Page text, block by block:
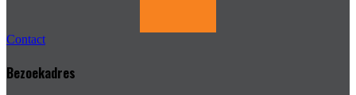
Contact
Bezoekadres